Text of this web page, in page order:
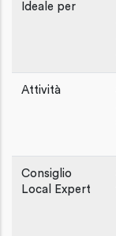
Ideale per
Attività
Consiglio
Local Expert